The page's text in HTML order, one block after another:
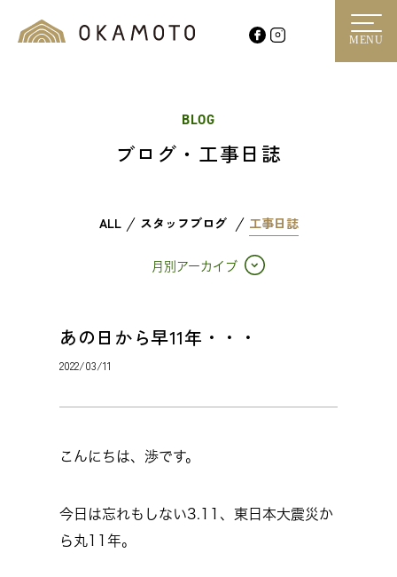
MENU
BLOG
ブログ・工事日誌
ALL スタッフブログ 工事日誌
月別アーカイブ
あの日から早11年・・・
2022/03/11
こんにちは、渉です。
今日は忘れもしない3.11、東日本大震災か
ら丸11年。